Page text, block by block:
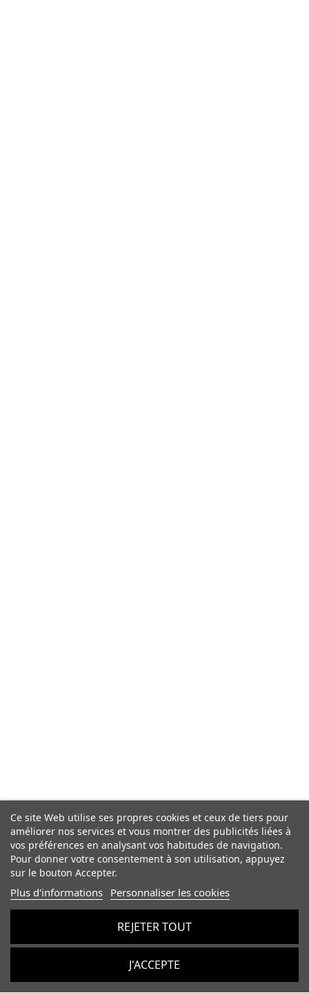
Ce site Web utilise ses propres cookies et ceux de tiers pour
améliorer nos services et vous montrer des publicités liées à
vos préférences en analysant vos habitudes de navigation.
Pour donner votre consentement à son utilisation, appuyez
sur le bouton Accepter.
Plus d'informations Personnaliser les cookies
REJETER TOUT
J'ACCEPTE